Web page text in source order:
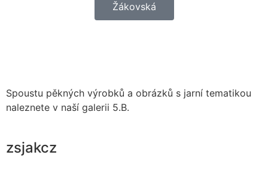
Žákovská
Spoustu pěkných výrobků a obrázků s jarní tematikou
naleznete v naší galerii 5.B.
zsjakcz